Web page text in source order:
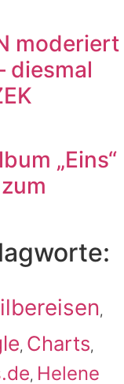
moderiert
diesmal
„Eins“
,
, Charts,
, Helene